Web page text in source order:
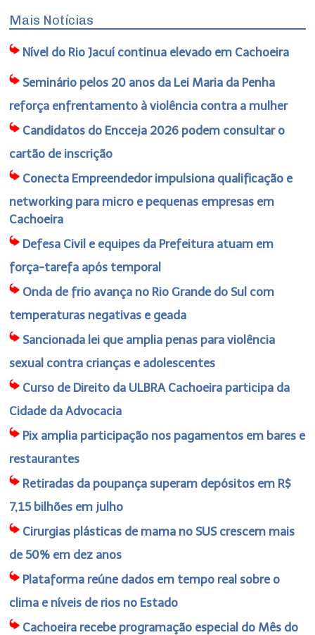
Mais Notícias
Nível do Rio Jacuí continua elevado em Cachoeira
Seminário pelos 20 anos da Lei Maria da Penha
reforça enfrentamento à violência contra a mulher
Candidatos do Encceja 2026 podem consultar o
cartão de inscrição
Conecta Empreendedor impulsiona qualificação e
networking para micro e pequenas empresas em
Cachoeira
Defesa Civil e equipes da Prefeitura atuam em
força-tarefa após temporal
Onda de frio avança no Rio Grande do Sul com
temperaturas negativas e geada
Sancionada lei que amplia penas para violência
sexual contra crianças e adolescentes
Curso de Direito da ULBRA Cachoeira participa da
Cidade da Advocacia
Pix amplia participação nos pagamentos em bares e
restaurantes
Retiradas da poupança superam depósitos em R$
7,15 bilhões em julho
Cirurgias plásticas de mama no SUS crescem mais
de 50% em dez anos
Plataforma reúne dados em tempo real sobre o
clima e níveis de rios no Estado
Cachoeira recebe programação especial do Mês do